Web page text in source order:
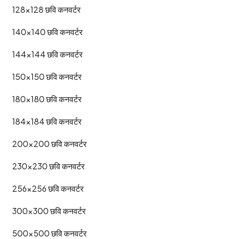
128x128छवि कनवर्टर
140x140छवि कनवर्टर
144x144छवि कनवर्टर
150x150छवि कनवर्टर
180x180छवि कनवर्टर
184x184छवि कनवर्टर
200x200छवि कनवर्टर
230x230छवि कनवर्टर
256x256छवि कनवर्टर
300x300छवि कनवर्टर
500x500छवि कनवर्टर